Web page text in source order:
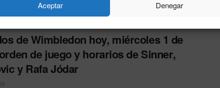
Aceptar Denegar
Jiri Lehecka y de Grigor Dimitrov frente ...
de Wimbledon hoy, miércoles 1 de
de juego y horarios de Sinner,
y Rafa Jódar